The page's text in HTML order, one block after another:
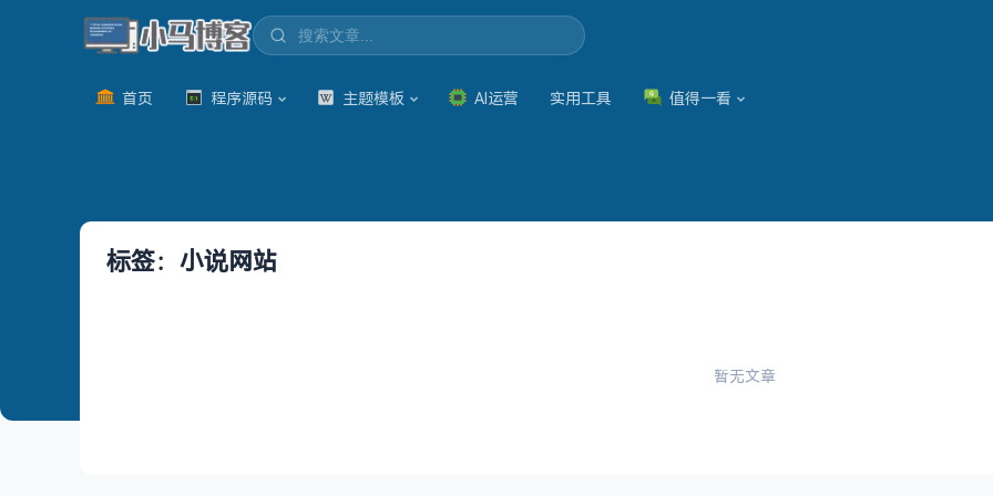
首页 程序源码 主题模板 AI运营 实用工具 值得一看
标签：小说网站
暂无文章